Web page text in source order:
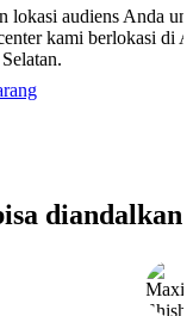
lokasi audiens Anda
kami berlokasi di
diandalkan